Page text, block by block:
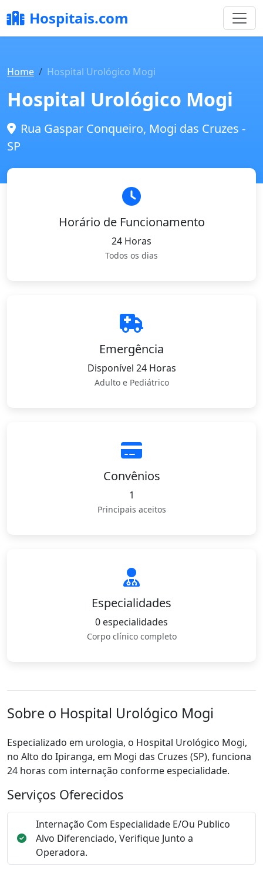
Hospitais.com
Home Hospital Urológico Mogi
Hospital Urológico Mogi
Rua Gaspar Conqueiro, Mogi das Cruzes -
SP
Horário de Funcionamento
24 Horas
Todos os dias
Emergência
Disponível 24 Horas
Adulto e Pediátrico
Convênios
1
Principais aceitos
Especialidades
0 especialidades
Corpo clínico completo
Sobre o Hospital Urológico Mogi
Especializado em urologia, o Hospital Urológico Mogi,
no Alto do Ipiranga, em Mogi das Cruzes (SP), funciona
24 horas com internação conforme especialidade.
Serviços Oferecidos
Internação Com Especialidade E/Ou Publico
Alvo Diferenciado, Verifique Junto a
Operadora.